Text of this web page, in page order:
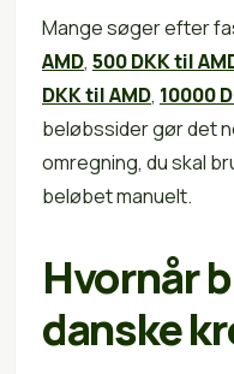
Mange søger efter
AMD, 500 DKK til
DKK til AMD, 10000
beløbssider gør det
omregning, du skal
beløbet manuelt.
Hvornår
danske